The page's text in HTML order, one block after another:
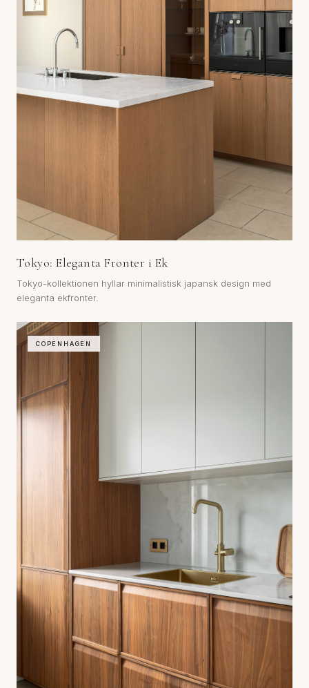
Tokyo: Eleganta Fronter i Ek
Tokyo-kollektionen hyllar minimalistisk japansk design med
eleganta ekfronter.
COPENHAGEN